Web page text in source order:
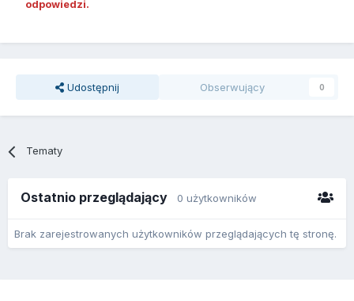
odpowiedzi.
Udostępnij Obserwujący 0
Tematy
Ostatnio przeglądający 0 użytkowników
Brak zarejestrowanych użytkowników przeglądających tę stronę.